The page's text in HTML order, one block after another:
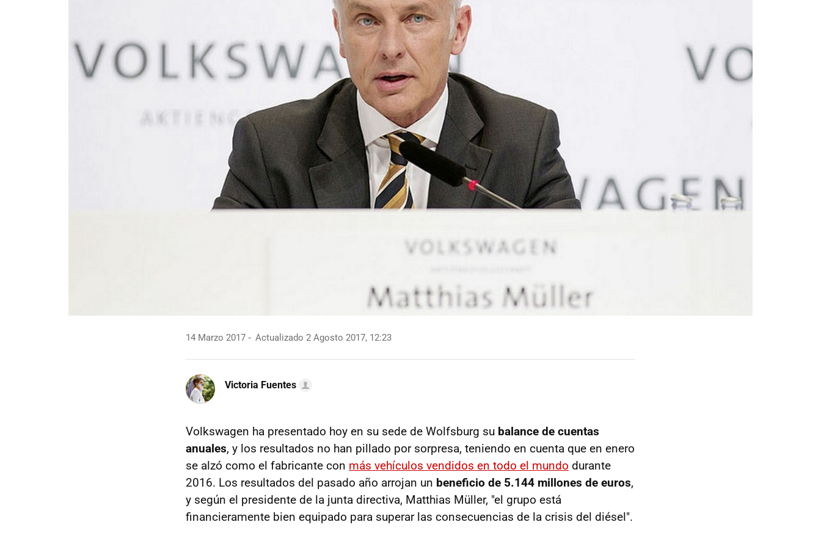
14 Marzo 2017 Actualizado 2 Agosto 2017, 12:23
Victoria Fuentes
Volkswagen ha presentado hoy en su sede de Wolfsburg su balance de cuentas
anuales, y los resultados no han pillado por sorpresa, teniendo en cuenta que en enero
se alzó como el fabricante con más vehículos vendidos en todo el mundo durante
2016. Los resultados del pasado año arrojan un beneficio de 5.144 millones de euros,
y según el presidente de la junta directiva, Matthias Müller, "el grupo está
financieramente bien equipado para superar las consecuencias de la crisis del diésel".